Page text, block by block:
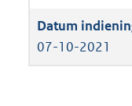
07-10-2021